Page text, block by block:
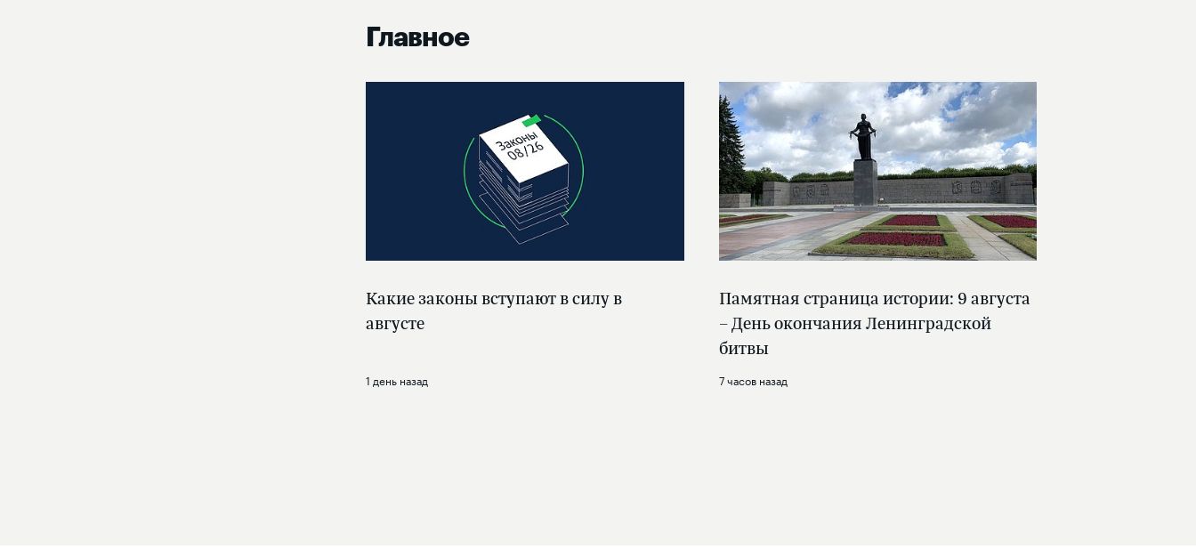
Главное
Какие законы вступают в силу в
августе
1 день назад
Памятная страница истории: 9 августа
– День окончания Ленинградской
битвы
7 часов назад